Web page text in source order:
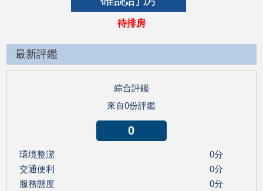
待排房
最新評鑑
綜合評鑑
來自0份評鑑
0
環境整潔
0分
交通便利
0分
服務態度
0分